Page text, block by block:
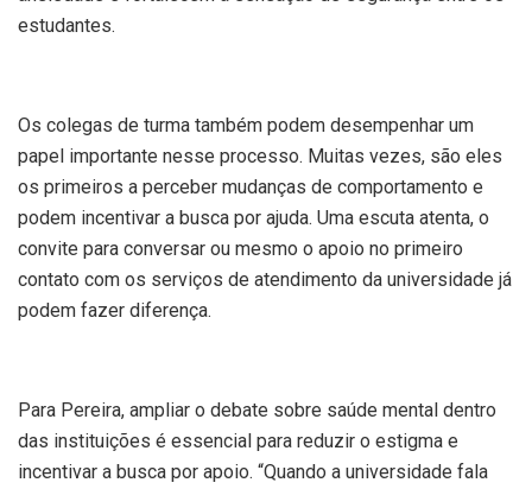
estudantes.
Os colegas de turma também podem desempenhar um
papel importante nesse processo. Muitas vezes, são eles
os primeiros a perceber mudanças de comportamento e
podem incentivar a busca por ajuda. Uma escuta atenta, o
convite para conversar ou mesmo o apoio no primeiro
contato com os serviços de atendimento da universidade já
podem fazer diferença.
Para Pereira, ampliar o debate sobre saúde mental dentro
das instituições é essencial para reduzir o estigma e
incentivar a busca por apoio. “Quando a universidade fala